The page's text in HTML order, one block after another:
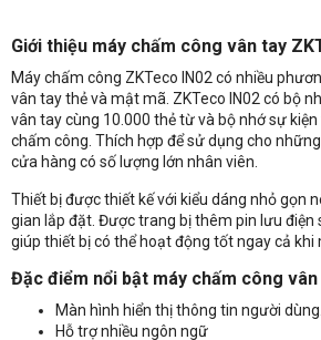
Giới thiệu máy chấm công vân tay
Máy chấm công ZKTeco IN02 có nhiều
vân tay thẻ và mật mã. ZKTeco IN02 có bộ
vân tay cùng 10.000 thẻ từ và bộ nhớ sự
chấm công. Thích hợp để sử dụng cho
cửa hàng có số lượng lớn nhân viên.
Thiết bị được thiết kế với kiểu dáng nhỏ gọn
gian lắp đặt. Được trang bị thêm pin lưu điện
giúp thiết bị có thể hoạt động tốt ngay cả khi
Đặc điểm nổi bật máy chấm công vân
Màn hình hiển thị thông tin người dùng.
Hỗ trợ nhiều ngôn ngữ
Độ ẩm hoạt động
20% ​​80%
Kích thước (LxWxT)
221,7 x
Nhận báo giá sản phẩm: Máy chấm công vân